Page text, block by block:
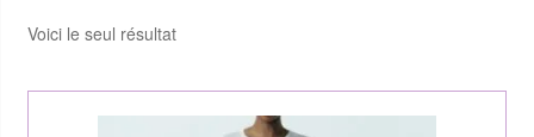
Voici le seul résultat